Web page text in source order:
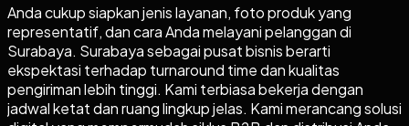
Anda cukup siapkan jenis layanan, foto produk yang
representatif, dan cara Anda melayani pelanggan di
Surabaya. Surabaya sebagai pusat bisnis berarti
ekspektasi terhadap turnaround time dan kualitas
pengiriman lebih tinggi. Kami terbiasa bekerja dengan
jadwal ketat dan ruang lingkup jelas. Kami merancang solusi